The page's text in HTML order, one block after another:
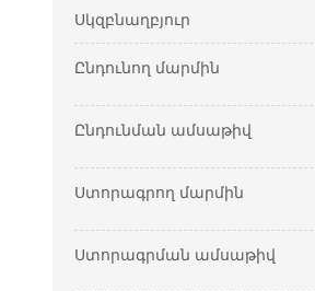
Սկզբնաղբյուր
Ընդունող մարմին
Ընդունման ամսաթիվ
Ստորագրող մարմին
Ստորագրման ամսաթիվ